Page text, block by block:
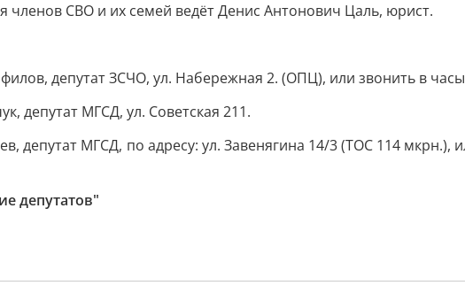
СВО и их семей ведёт Денис Антонович Цаль, юрист.
депутат ЗСЧО, ул. Набережная 2. (ОПЦ), или звонить в
депутат МГСД, ул. Советская 211.
депутат МГСД, по адресу: ул. Завенягина 14/3 (ТОС 114
депутатов"